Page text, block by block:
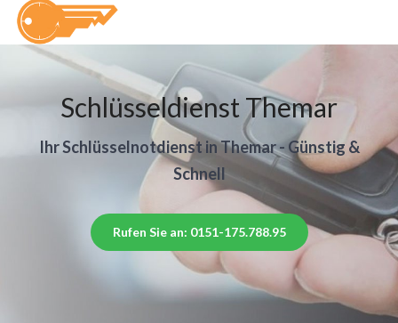
Schlüsseldienst Themar
Ihr Schlüsselnotdienst in Themar - Günstig &
Schnell
Rufen Sie an: 0151-175.788.95